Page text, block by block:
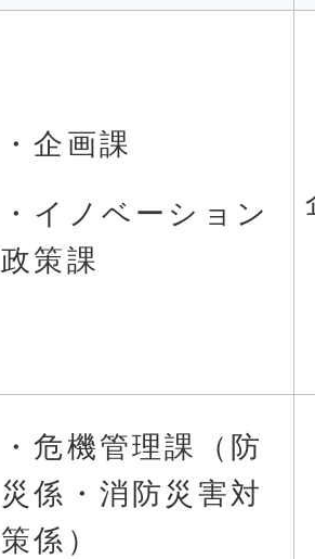
・企画課
・イノベーション
政策課
・危機管理課（防
災係・消防災害対
策係）